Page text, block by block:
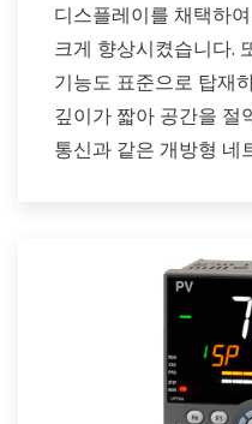
디스플레이를 채택하
크게 향상시켰습니다.
기능도 표준으로 탑재
깊이가 짧아 공간을 절
통신과 같은 개방형 네